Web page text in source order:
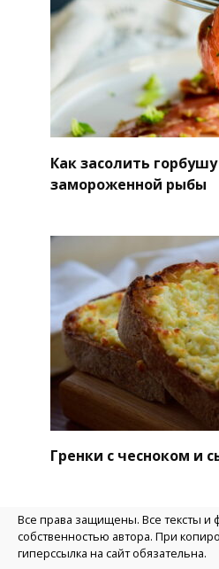
Как засолить
замороженной рыбы
Гренки с чесноком и
Все права защищены. Все тексты и
собственностью автора. При
гиперссылка на сайт обязательна.